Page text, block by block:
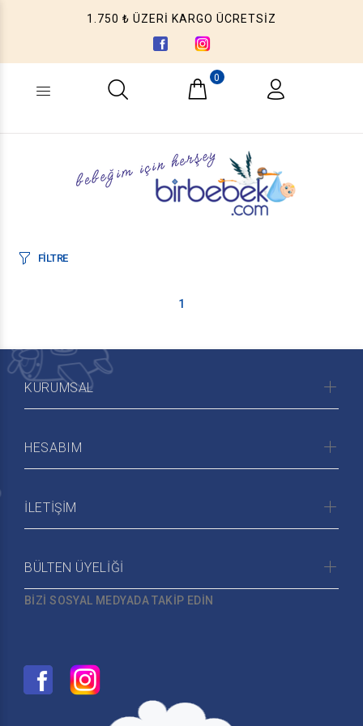
1.750 ₺ ÜZERİ KARGO ÜCRETSİZ
Ne aramıştınız? (Ürün, Kategori ...)
0
FİLTRE
1
KURUMSAL
HESABIM
İLETİŞİM
BÜLTEN ÜYELİĞİ
BİZİ SOSYAL MEDYADA TAKİP EDİN